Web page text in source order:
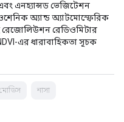
এনহ্যান্সড ভেজিটেশন
অ্যান্ড অ্যাটমোস্ফেরিক
রেজোলিউশন রেডিওমিটার
এর ধারাবাহিকতা সূচক
মোডিস নাসা